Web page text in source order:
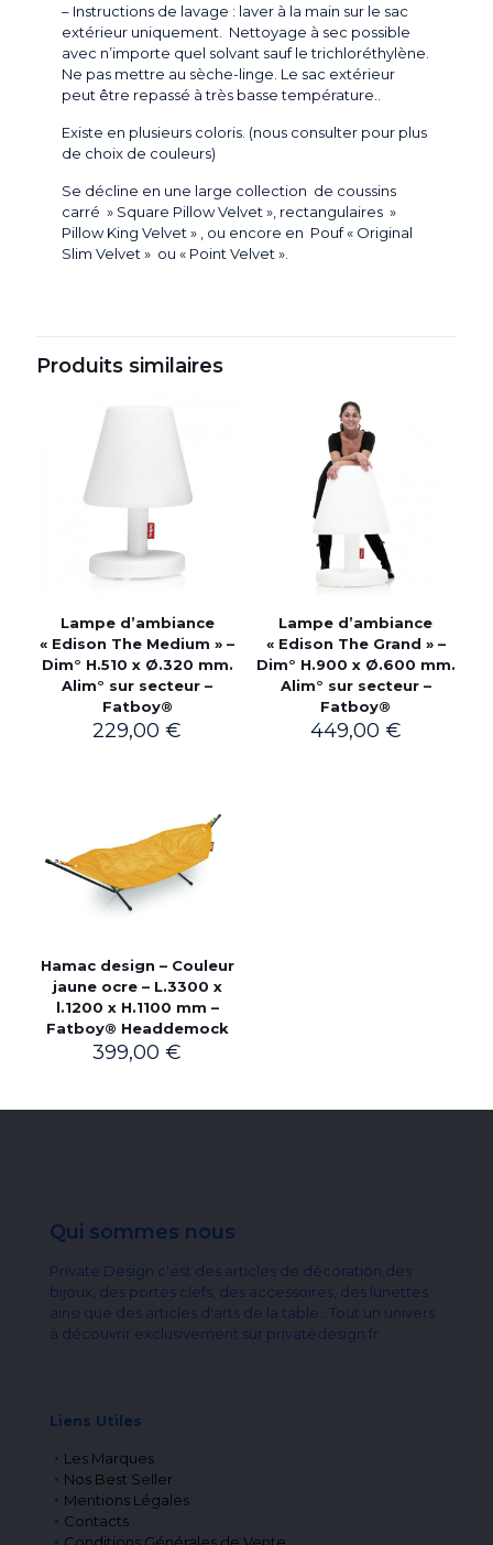
– Instructions de lavage : laver à la main sur le sac
extérieur uniquement. Nettoyage à sec possible
avec n’importe quel solvant sauf le trichloréthylène.
Ne pas mettre au sèche-linge. Le sac extérieur
peut être repassé à très basse température.
Existe en plusieurs coloris. (nous consulter pour plus
de choix de couleurs)
Se décline en une large collection de coussins
carré » Square Pillow Velvet », rectangulaires »
Pillow King Velvet » , ou encore en Pouf « Original
Slim Velvet » ou « Point Velvet ».
Produits similaires
Lampe d’ambiance
« Edison The Medium » –
Dim° H.510 x Ø.320 mm.
Alim° sur secteur –
Fatboy®
229,00€
Lampe d’ambiance
« Edison The Grand » –
Dim° H.900 x Ø.600 mm.
Alim° sur secteur –
Fatboy®
449,00 €
Hamac design – Couleur
jaune ocre – L.3300 x
l.1200 x H.1100 mm –
Fatboy® Headdemock
399,00€
Qui sommes nous
Private Design c'est des articles de décoration,des
bijoux, des portes clefs, des accessoires, des lunettes
ainsi que des articles d'arts de la table...Tout un univers
à découvrir exclusivement sur privatedesign.fr
Liens Utiles
Les Marques
Nos Best Seller
Mentions Légales
Contacts